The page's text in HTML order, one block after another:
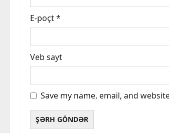
E-poçt*
Veb sayt
Save my name, email, and